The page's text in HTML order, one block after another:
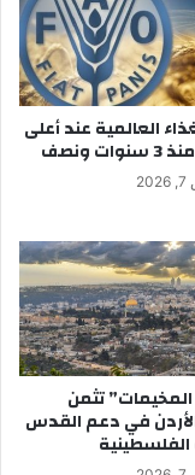
العالمية عند أعلى
ونصف
تثمن
في دعم القدس